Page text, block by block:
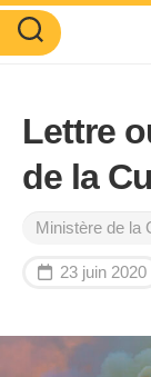
Lettre
de la
Ministère de la
23 juin 2020